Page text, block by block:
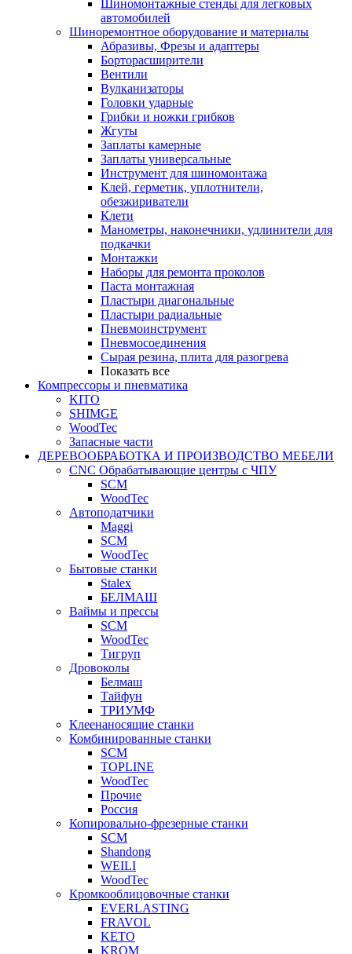
Шиномонтажные стенды для легковых
автомобилей
Шиноремонтное оборудование и материалы
Абразивы, Фрезы и адаптеры
Борторасширители
Вентили
Вулканизаторы
Головки ударные
Грибки и ножки грибков
Жгуты
Заплаты камерные
Заплаты универсальные
Инструмент для шиномонтажа
Клей, герметик, уплотнители,
обезжириватели
Клети
Манометры, наконечники, удлинители для
подкачки
Монтажки
Наборы для ремонта проколов
Паста монтажная
Пластыри диагональные
Пластыри радиальные
Пневмоинструмент
Пневмосоединения
Сырая резина, плита для разогрева
Показать все
Компрессоры и пневматика
KITO
SHIMGE
WoodTec
Запасные части
ДЕРЕВООБРАБОТКА И ПРОИЗВОДСТВО МЕБЕЛИ
CNC Обрабатывающие центры с ЧПУ
SCM
WoodTec
Автоподатчики
Maggi
SCM
WoodTec
Бытовые станки
Stalex
БЕЛМАШ
Ваймы и прессы
SCM
WoodTec
Тигруп
Дровоколы
Белмаш
Тайфун
ТРИУМФ
Клеенаносящие станки
Комбинированные станки
SCM
TOPLINE
WoodTec
Прочие
Россия
Копировально-фрезерные станки
SCM
Shandong
WEILI
WoodTec
Кромкооблицовочные станки
EVERLASTING
FRAVOL
KETO
KROM